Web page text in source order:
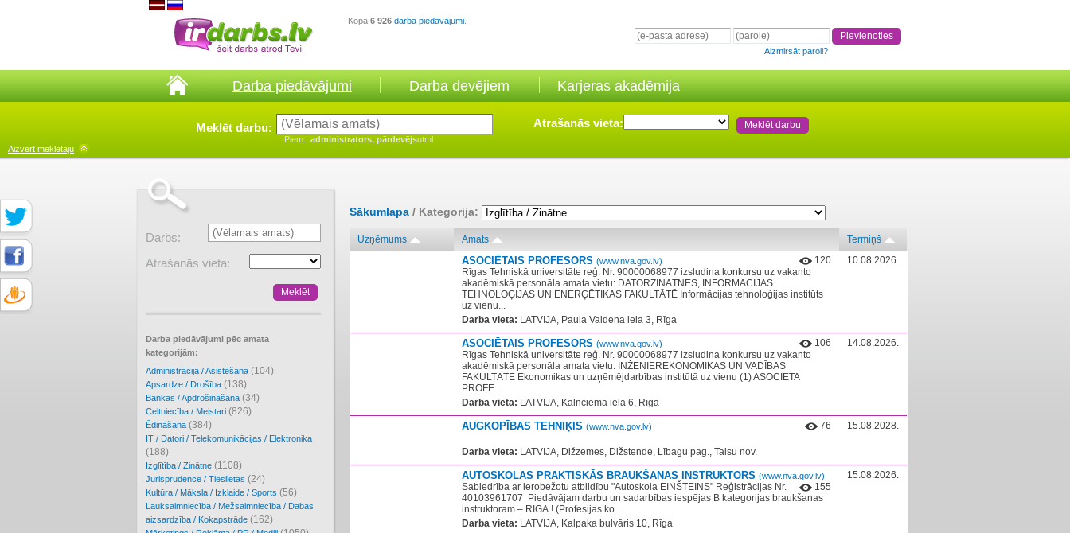
Kopā 6 926 darba piedāvājumi
Aizmirsāt paroli?
Darba piedāvājumi Darba devējiem Karjeras akadēmija
Meklēt darbu:
Piem.: administrators, pārdevējsutml.
Atrašanās vieta:
Aizvērt meklētāju
Darbs:
Atrašanās vieta:
Darba piedāvājumi pēc amata
kategorijām:
Administrācija / Asistēšana (104)
Apsardze / Drošība (138)
Bankas / Apdrošināšana (34)
Celtniecība / Meistari (826)
Ēdināšana (384)
IT / Datori / Telekomunikācijas / Elektronika
(188)
Izglītība / Zinātne (1108)
Jurisprudence / Tieslietas (24)
Kultūra / Māksla / Izklaide / Sports (56)
Lauksaimniecība / Mežsaimniecība / Dabas
aizsardzība / Kokapstrāde (162)
Sākumlapa / Kategorija:
Uzņēmums Amats Termiņš
ASOCIĒTAIS PROFESORS (www.nva.gov.lv)
120
Rīgas Tehniskā universitāte reģ. Nr. 90000068977 izsludina konkursu uz vakanto
akadēmiskā personāla amata vietu: DATORZINĀTNES, INFORMĀCIJAS
TEHNOLOĢIJAS UN ENERĢĒTIKAS FAKULTĀTĒ Informācijas tehnoloģijas institūts
uz vienu...
Darba vieta: LATVIJA, Paula Valdena iela 3, Rīga
10.08.2026.
ASOCIĒTAIS PROFESORS (www.nva.gov.lv)
106
Rīgas Tehniskā universitāte reģ. Nr. 90000068977 izsludina konkursu uz vakanto
akadēmiskā personāla amata vietu: INŽENIEREKONOMIKAS UN VADĪBAS
FAKULTĀTĒ Ekonomikas un uzņēmējdarbības institūtā uz vienu (1) ASOCIĒTA
PROFE...
Darba vieta: LATVIJA, Kalnciema iela 6, Rīga
14.08.2026.
AUGKOPĪBAS TEHNIĶIS (www.nva.gov.lv)
76
Darba vieta: LATVIJA, Dižzemes, Dižstende, Lībagu pag., Talsu nov.
15.08.2028.
AUTOSKOLAS PRAKTISKĀS BRAUKŠANAS INSTRUKTORS (www.nva.gov.lv)
155
Sabiedrība ar ierobežotu atbildību "Autoskola EINŠTEINS" Reģistrācijas Nr.
40103961707 ​ Piedāvājam darbu un sadarbības iespējas B kategorijas braukšanas
instruktoram – RĪGĀ ! (Profesijas ko...
Darba vieta: LATVIJA, Kalpaka bulvāris 10, Rīga
15.08.2026.